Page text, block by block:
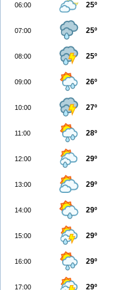
06:00 25º
07:00 25º
08:00 25º
09:00 26º
10:00 27º
11:00 28º
12:00 29º
13:00 29º
14:00 29º
15:00 29º
16:00 29º
17:00 29º